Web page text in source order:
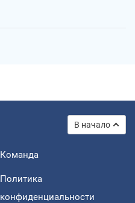
В начало
Команда
Политика
конфиденциальности